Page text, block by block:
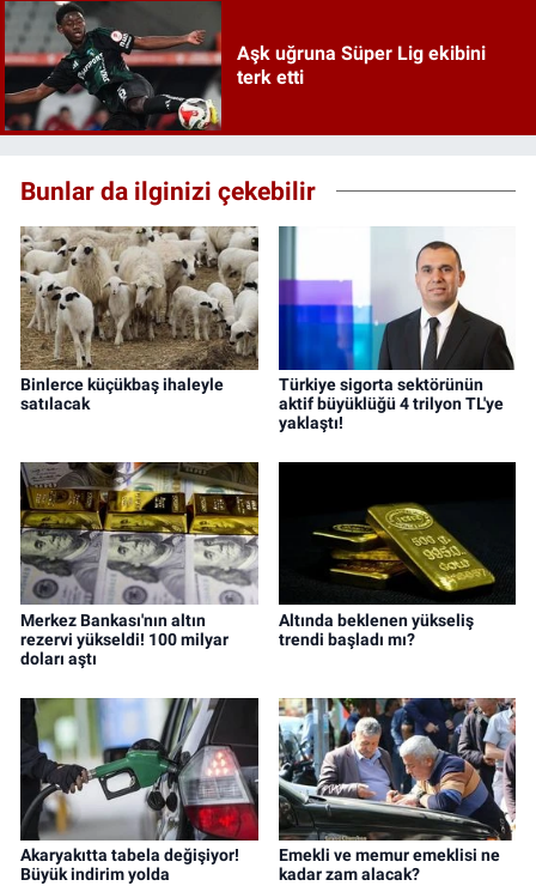
Aşk uğruna Süper Lig ekibini
terk etti
Bunlar da ilginizi çekebilir
Binlerce küçükbaş ihaleyle
satılacak
Türkiye sigorta sektörünün
aktif büyüklüğü 4 trilyon TL'ye
yaklaştı!
Merkez Bankası'nın altın
rezervi yükseldi! 100 milyar
doları aştı
Altında beklenen yükseliş
trendi başladı mı?
Akaryakıtta tabela değişiyor!
Büyük indirim yolda
Emekli ve memur emeklisi ne
kadar zam alacak?